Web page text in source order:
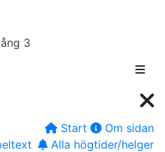
3
Start
Om sidan
Alla högtider/helger